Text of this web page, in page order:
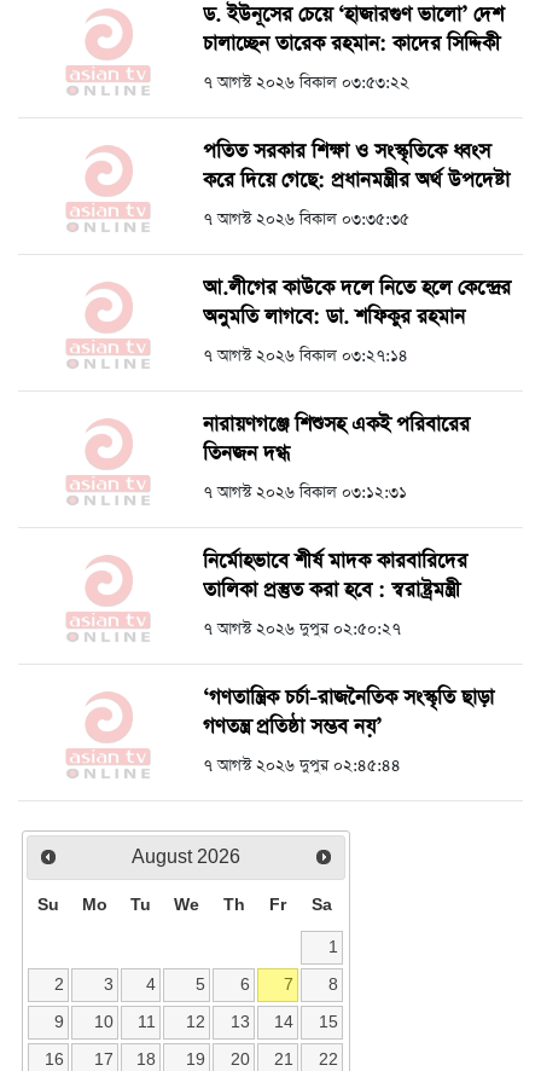
ড. ইউনূসের চেয়ে ‘হাজারগুণ ভালো’ দেশ
চালাচ্ছেন তারেক রহমান: কাদের সিদ্দিকী
৭ আগস্ট ২০২৬ বিকাল ০৩:৫৩:২২
পতিত সরকার শিক্ষা ও সংস্কৃতিকে ধ্বংস
করে দিয়ে গেছে: প্রধানমন্ত্রীর অর্থ উপদেষ্টা
৭ আগস্ট ২০২৬ বিকাল ০৩:৩৫:৩৫
আ.লীগের কাউকে দলে নিতে হলে কেন্দ্রের
অনুমতি লাগবে: ডা. শফিকুর রহমান
৭ আগস্ট ২০২৬ বিকাল ০৩:২৭:১৪
নারায়ণগঞ্জে শিশুসহ একই পরিবারের
তিনজন দগ্ধ
৭ আগস্ট ২০২৬ বিকাল ০৩:১২:৩১
নির্মোহভাবে শীর্ষ মাদক কারবারিদের
তালিকা প্রস্তুত করা হবে : স্বরাষ্ট্রমন্ত্রী
৭ আগস্ট ২০২৬ দুপুর ০২:৫০:২৭
‘গণতান্ত্রিক চর্চা-রাজনৈতিক সংস্কৃতি ছাড়া
গণতন্ত্র প্রতিষ্ঠা সম্ভব নয়’
৭ আগস্ট ২০২৬ দুপুর ০২:৪৫:৪৪
August 2026
Su Mo Tu We Th Fr Sa
1
2
3 4 5 6 7
8
9
10 11 12 13 14
15
16
17 18 19 20 21
22